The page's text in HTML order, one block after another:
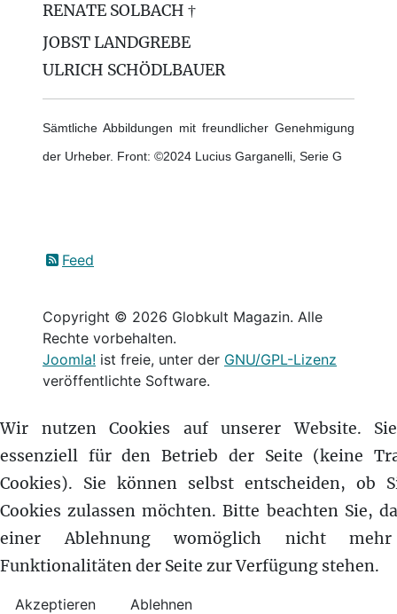
RENATE SOLBACH †
JOBST LANDGREBE
ULRICH SCHÖDLBAUER
Sämtliche Abbildungen mit freundlicher Genehmigung
der Urheber. Front: ©2024 Lucius Garganelli, Serie G
Feed
Copyright © 2026 Globkult Magazin. Alle
Rechte vorbehalten.
Joomla! ist freie, unter der GNU/GPL-Lizenz
veröffentlichte Software.
Wir nutzen Cookies auf unserer Website.
essenziell für den Betrieb der Seite (keine
Cookies). Sie können selbst entscheiden, ob
Cookies zulassen möchten. Bitte beachten Sie,
einer Ablehnung womöglich nicht
Funktionalitäten der Seite zur Verfügung stehen.
Akzeptieren Ablehnen